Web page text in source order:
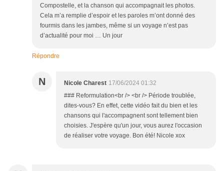
Compostelle, et la chanson qui accompagnait les photos.
Cela m’a remplie d’espoir et les paroles m’ont donné des
fourmis dans les jambes, même si un voyage n’est pas
d’actualité pour moi … Un jour
Répondre
N Nicole Charest 17/06/2024 01:32
### Reformulation<br /> <br /> Période troublée,
dites-vous? En effet, cette vidéo fait du bien et les
chansons qui l'accompagnent sont tellement bien
choisies. J'espère qu'un jour, vous aurez l'occasion
de réaliser votre voyage. Bon été! Nicole xox